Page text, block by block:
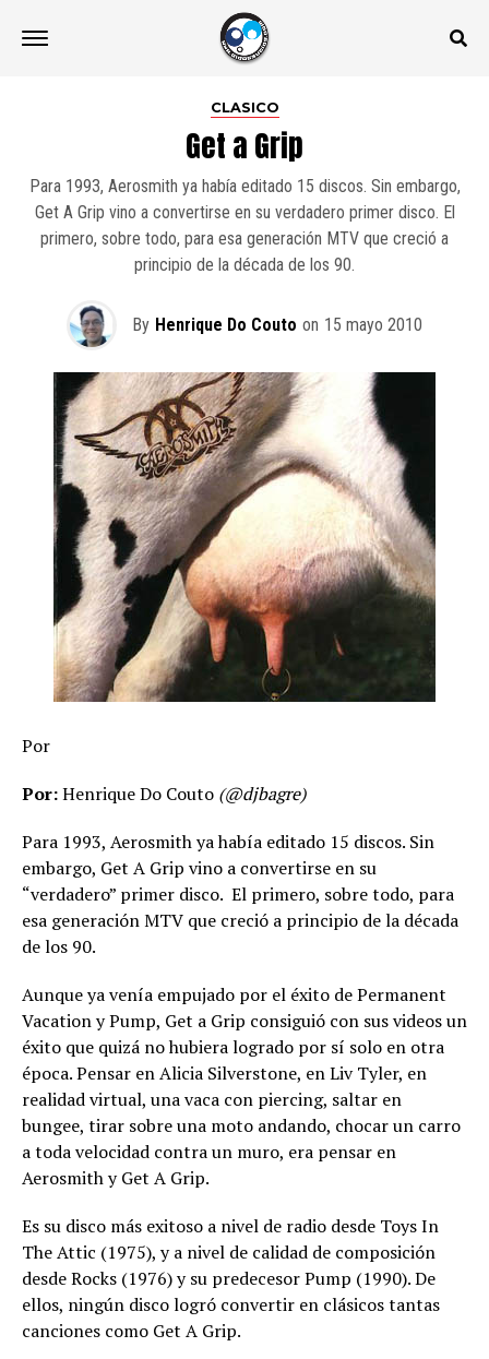
CLASICO
Get a Grip
Para 1993, Aerosmith ya había editado 15 discos. Sin embargo,
Get A Grip vino a convertirse en su verdadero primer disco. El
primero, sobre todo, para esa generación MTV que creció a
principio de la década de los 90.
By Henrique Do Couto on 15 mayo 2010
Por
Por:Henrique Do Couto (@djbagre)
Para 1993, Aerosmith ya había editado 15 discos. Sin
embargo, Get A Grip vino a convertirse en su
“verdadero” primer disco. El primero, sobre todo, para
esa generación MTV que creció a principio de la década
de los 90.
Aunque ya venía empujado por el éxito de Permanent
Vacation y Pump, Get a Grip consiguió con sus videos un
éxito que quizá no hubiera logrado por sí solo en otra
época. Pensar en Alicia Silverstone, en Liv Tyler, en
realidad virtual, una vaca con piercing, saltar en
bungee, tirar sobre una moto andando, chocar un carro
a toda velocidad contra un muro, era pensar en
Aerosmith y Get A Grip.
Es su disco más exitoso a nivel de radio desde Toys In
The Attic (1975), y a nivel de calidad de composición
desde Rocks (1976) y su predecesor Pump (1990). De
ellos, ningún disco logró convertir en clásicos tantas
canciones como Get A Grip.